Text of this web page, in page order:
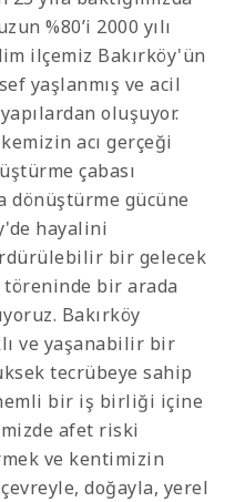
%80’i 2000 yılı
ilçemiz Bakırköy'ün
yaşlanmış ve acil
oluşuyor.
acı gerçeği
çabası
dönüştürme gücüne
hayalini
bir gelecek
bir arada
Bakırköy
ve yaşanabilir bir
tecrübeye sahip
bir iş birliği içine
afet riski
ve kentimizin
doğayla, yerel